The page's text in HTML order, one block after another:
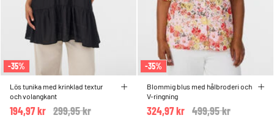
-35%
Lös tunika med krinklad textur
och volangkant
Price reduced from
299,95 kr
194,97 kr
-35%
Blommig blus med hålbroderi och
V-ringning
Price reduced from
499,95 kr
324,97 kr